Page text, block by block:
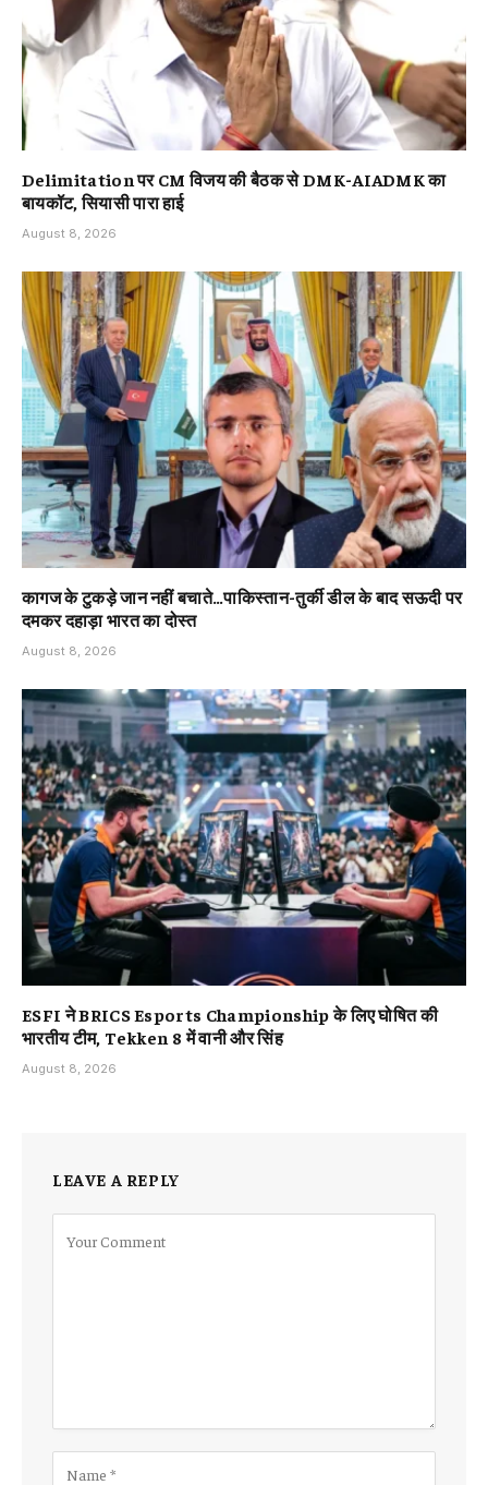
Delimitation पर CM विजय की बैठक से DMK-AIADMK का
बायकॉट, सियासी पारा हाई
August 8, 2026
कागज के टुकड़े जान नहीं बचाते…पाकिस्तान-तुर्की डील के बाद सऊदी पर
दमकर दहाड़ा भारत का दोस्त
August 8, 2026
ESFI ने BRICS Esports Championship के लिए घोषित की
भारतीय टीम, Tekken 8 में वानी और सिंह
August 8, 2026
LEAVE A REPLY